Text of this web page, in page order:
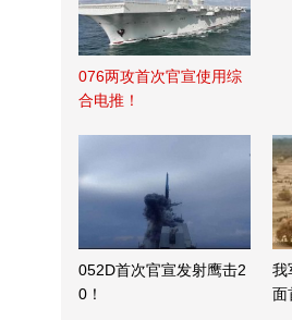
076两攻首次官宣使用综
合电推！
052D首次官宣发射鹰击2
0！
我
面